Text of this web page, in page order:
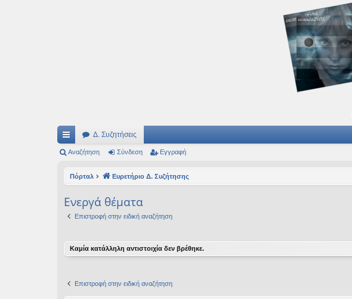
Αυτός ο τόπος φιλοδοξεί να ανοίγει μονοπάτια για τα συναρπαστικά και όμορφα ταξίδια του νού...
ρή
ς
νδ
Δ. Συζητήσεις
Αναζήτηση Σύνδεση Εγγραφή
Πόρταλ Ευρετήριο Δ. Συζήτησης
Ενεργά θέματα
Επιστροφή στην ειδική αναζήτηση
Καμία κατάλληλη αντιστοιχία δεν βρέθηκε.
Επιστροφή στην ειδική αναζήτηση